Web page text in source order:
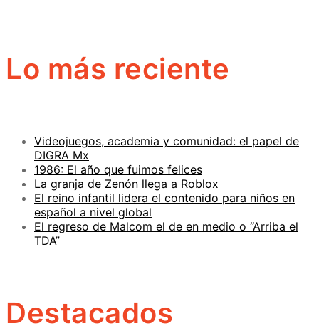
Lo más reciente
Videojuegos, academia y comunidad: el papel de
DIGRA Mx
1986: El año que fuimos felices
La granja de Zenón llega a Roblox
El reino infantil lidera el contenido para niños en
español a nivel global
El regreso de Malcom el de en medio o “Arriba el
TDA”
Destacados